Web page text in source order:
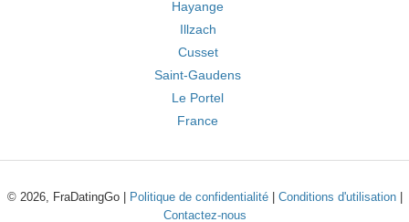
Hayange
Illzach
Cusset
Saint-Gaudens
Le Portel
France
© 2026, FraDatingGo | Politique de confidentialité| Conditions d'utilisation|
Contactez-nous